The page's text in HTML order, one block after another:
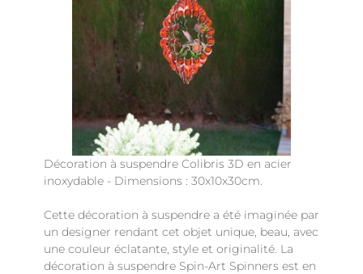
Décoration à suspendre Colibris 3D en acier
inoxydable - Dimensions : 30x10x30cm.
Cette décoration à suspendre a été imaginée par
un designer rendant cet objet unique, beau, avec
une couleur éclatante, style et originalité. La
décoration à suspendre Spin-Art Spinners est en